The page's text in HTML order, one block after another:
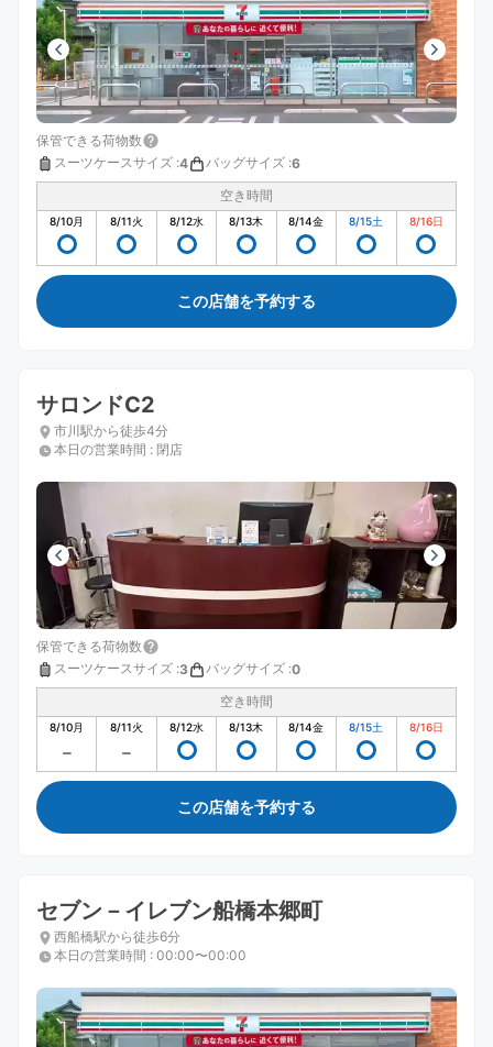
保管できる荷物数
スーツケースサイズ :4 バッグサイズ :6
空き時間
8/10月 8/11火 8/12水 8/13木 8/14金 8/15土 8/16日
この店舗を予約する
サロンドC2
市川駅から徒歩4分
本日の営業時間 : 閉店
保管できる荷物数
スーツケースサイズ :3 バッグサイズ :0
空き時間
8/10月 8/11火 8/12水 8/13木 8/14金 8/15土 8/16日
この店舗を予約する
セブン－イレブン船橋本郷町
西船橋駅から徒歩6分
本日の営業時間 : 00:00〜00:00